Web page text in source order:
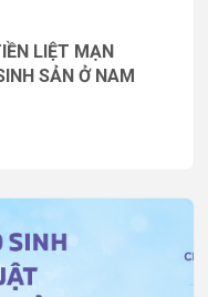
LIỆT MẠN
SẢN Ở NAM